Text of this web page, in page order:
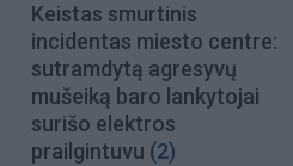
Keistas smurtinis
incidentas miesto centre:
sutramdytą agresyvų
mušeiką baro lankytojai
surišo elektros
prailgintuvu (2)